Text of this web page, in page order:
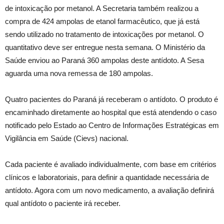
de intoxicação por metanol. A Secretaria também realizou a
compra de 424 ampolas de etanol farmacêutico, que já está
sendo utilizado no tratamento de intoxicações por metanol. O
quantitativo deve ser entregue nesta semana. O Ministério da
Saúde enviou ao Paraná 360 ampolas deste antídoto. A Sesa
aguarda uma nova remessa de 180 ampolas.
Quatro pacientes do Paraná já receberam o antídoto. O produto é
encaminhado diretamente ao hospital que está atendendo o caso
notificado pelo Estado ao Centro de Informações Estratégicas em
Vigilância em Saúde (Cievs) nacional.
Cada paciente é avaliado individualmente, com base em critérios
clínicos e laboratoriais, para definir a quantidade necessária de
antídoto. Agora com um novo medicamento, a avaliação definirá
qual antídoto o paciente irá receber.